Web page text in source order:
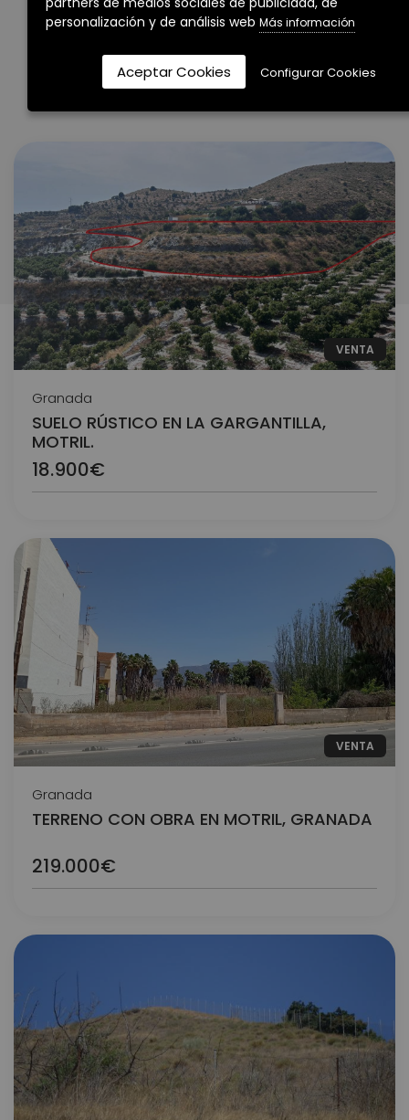
Propiedades
Relacionadas
VENTA
Granada
SUELO RÚSTICO EN LA GARGANTILLA,
MOTRIL.
18.900€
VENTA
Granada
TERRENO CON OBRA EN MOTRIL, GRANADA
219.000€
personalización y de análisis web Más información
Aceptar Cookies Configurar Cookies